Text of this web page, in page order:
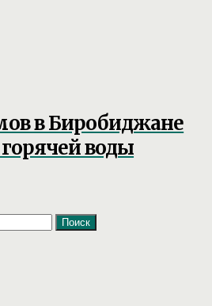
в Биробиджане
горячей воды